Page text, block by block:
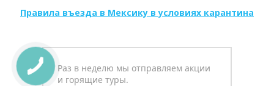
Правила въезда в Мексику в условиях карантина
Раз в неделю мы отправляем акции
и горящие туры.